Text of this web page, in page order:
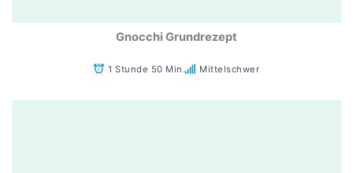
Gnocchi Grundrezept
1 Stunde 50 Min. Mittelschwer